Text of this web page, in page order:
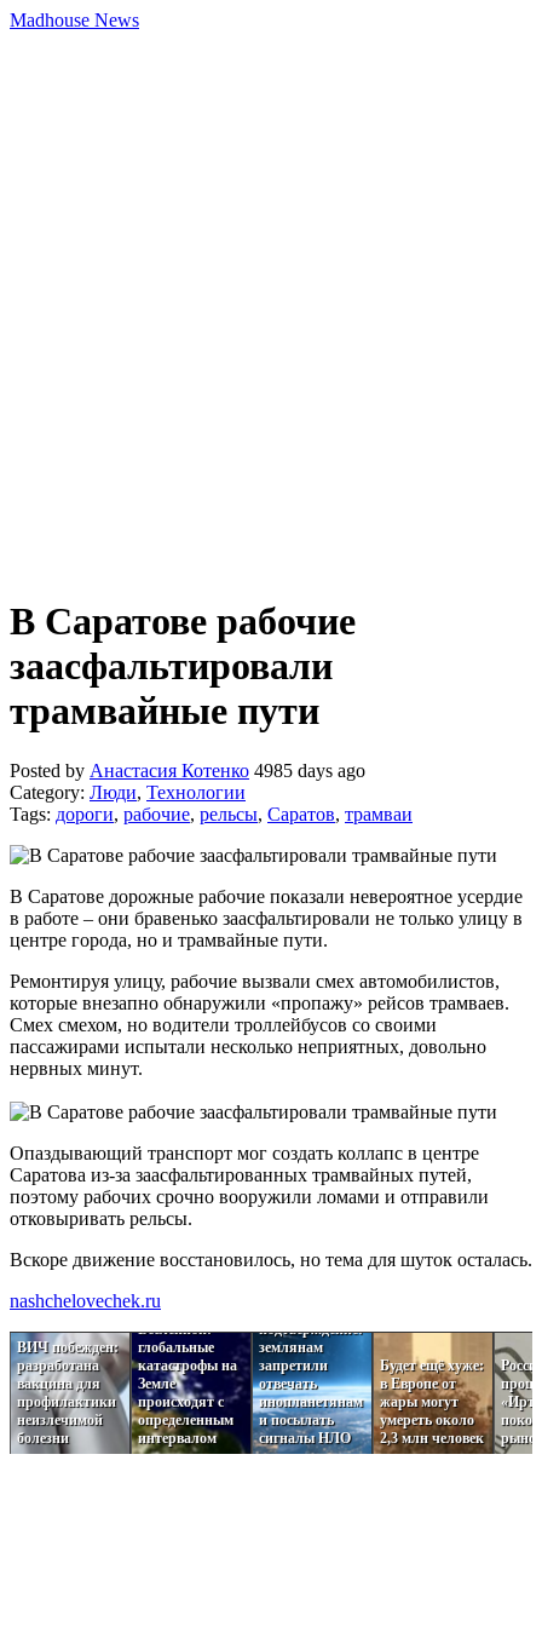
Madhouse News
В Саратове рабочие
заасфальтировали
трамвайные пути
Posted by Анастасия Котенко 4985 days ago
Category: Люди, Технологии
Tags: дороги, рабочие, рельсы, Саратов, трамваи
В Саратове дорожные рабочие показали невероятное усердие
в работе – они бравенько заасфальтировали не только улицу в
центре города, но и трамвайные пути.
Ремонтируя улицу, рабочие вызвали смех автомобилистов,
которые внезапно обнаружили «пропажу» рейсов трамваев.
Смех смехом, но водители троллейбусов со своими
пассажирами испытали несколько неприятных, довольно
нервных минут.
Опаздывающий транспорт мог создать коллапс в центре
Саратова из-за заасфальтированных трамвайных путей,
поэтому рабочих срочно вооружили ломами и отправили
отковыривать рельсы.
Вскоре движение восстановилось, но тема для шуток осталась.
nashchelovechek.ru
ВИЧ побежден:
разработана
вакцина для
профилактики
неизлечимой
болезни
ритмы
Вселенной:
глобальные
катастрофы на
Земле
происходят с
определенным
интервалом
Пугающая
подтверждение:
землянам
запретили
отвечать
инопланетянам
и посылать
сигналы НЛО
Будет ещё хуже:
в Европе от
жары могут
умереть около
2,3 млн человек